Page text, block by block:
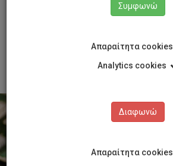
Διοίκηση
Διοικητικές Υπηρεσίες
Προσφερόμενες Υπηρεσίες
Multi Factor Authentication (MFA)
Συμφωνώ
Απαραίτητα cookies
Analytics cookies
Διαφωνώ
Απαραίτητα cookies